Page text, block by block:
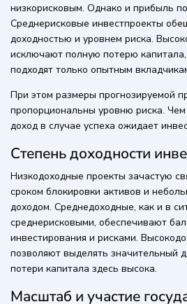
низкорисковым. Однако и прибыль
Среднерисковые инвестпроекты
доходностью и уровнем риска.
исключают полную потерю
подходят только опытным
При этом размеры прогнозируемой
пропорциональны уровню риска.
доход в случае успеха ожидает
Степень доходности
Низкодоходные проекты зачастую
сроком блокировки активов и
доходом. Среднедоходные, как и в
среднерисковыми, обеспечивают
инвестирования и рисками.
позволяют выделять значительный
потери капитала здесь высока.
Масштаб и участие